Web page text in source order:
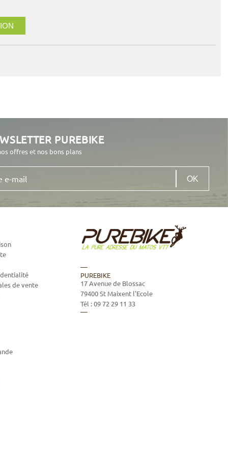
PUREBIKE
offres et nos bons plans
de vente
PUREBIKE
17 Avenue de Blossac
79400St Maixent l'Ecole
Tél :09 72 29 11 33